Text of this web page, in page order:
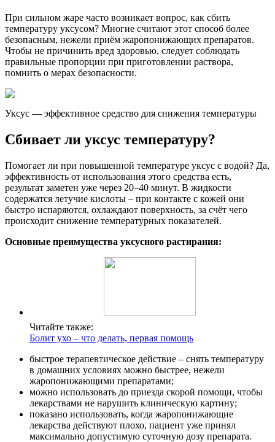
При сильном жаре часто возникает вопрос, как сбить
температуру уксусом? Многие считают этот способ более
безопасным, нежели приём жаропонижающих препаратов.
Чтобы не причинить вред здоровью, следует соблюдать
правильные пропорции при приготовлении раствора,
помнить о мерах безопасности.
Уксус — эффективное средство для снижения температуры
Сбивает ли уксус температуру?
Помогает ли при повышенной температуре уксус с водой? Да,
эффективность от использования этого средства есть,
результат заметен уже через 20–40 минут. В жидкости
содержатся летучие кислоты – при контакте с кожей они
быстро испаряются, охлаждают поверхность, за счёт чего
происходит снижение температурных показателей.
Основные преимущества уксусного растирания:
Читайте также:
Болит ухо – что делать, первая помощь
быстрое терапевтическое действие – снять температуру
в домашних условиях можно быстрее, нежели
жаропонижающими препаратами;
можно использовать до приезда скорой помощи, чтобы
лекарствами не нарушить клиническую картину;
показано использовать, когда жаропонижающие
лекарства действуют плохо, пациент уже принял
максимально допустимую суточную дозу препарата.